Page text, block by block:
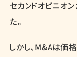
セカンドオピニオ
た。
しかし、M&Aは価